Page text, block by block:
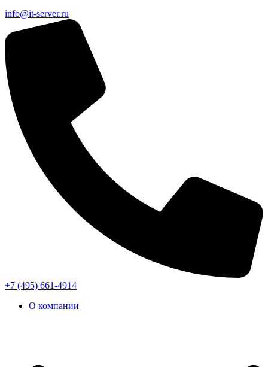
info@it-server.ru
+7 (495) 661-4914
О компании